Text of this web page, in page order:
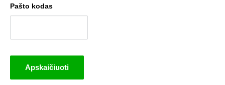
Pašto kodas
Apskaičiuoti